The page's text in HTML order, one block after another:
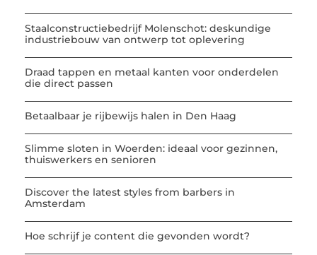
Staalconstructiebedrijf Molenschot: deskundige
industriebouw van ontwerp tot oplevering
Draad tappen en metaal kanten voor onderdelen
die direct passen
Betaalbaar je rijbewijs halen in Den Haag
Slimme sloten in Woerden: ideaal voor gezinnen,
thuiswerkers en senioren
Discover the latest styles from barbers in
Amsterdam
Hoe schrijf je content die gevonden wordt?